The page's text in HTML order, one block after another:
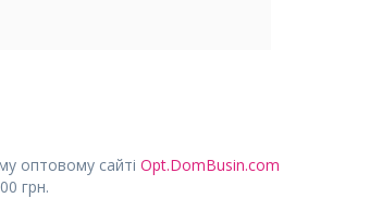
оптовому сайті Opt.DomBusin.com
грн.